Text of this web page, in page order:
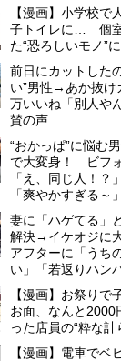
【漫画】小学校で
子トイレに… 個室
た“恐ろしいモノ”
前日にカットした
い”男性→あか抜
万いいね「別人や
賛の声
“おかっぱ”に悩む
で大変身！ ビフ
「え、同じ人！？
「爽やかすぎる～
妻に「ハゲてる」
解決→イケオジに
アフターに「うち
い」「若返りハン
【漫画】お祭りで
お面、なんと
った店員の“粋な計
【漫画】電車でベ